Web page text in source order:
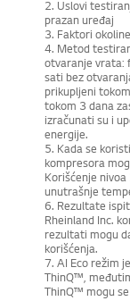
2. Uslovi
prazan uređaj
3. Faktori
4. Metod
otvaranje vrata:
sati bez
prikupljeni
tokom 3 dana
izračunati su i
energije.
5. Kada se
kompresora
Korišćenje nivoa
unutrašnje
6. Rezultate
Rheinland Inc.
rezultati mogu
korišćenja.
7. AI Eco režim
ThinQ™,
ThinQ™ mogu